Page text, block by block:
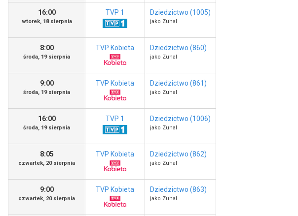
16:00
wtorek, 18 sierpnia
TVP 1 Dziedzictwo (1005)
jako Zuhal
8:00
środa, 19 sierpnia
TVP Kobieta Dziedzictwo (860)
jako Zuhal
9:00
środa, 19 sierpnia
TVP Kobieta Dziedzictwo (861)
jako Zuhal
16:00
środa, 19 sierpnia
TVP 1 Dziedzictwo (1006)
jako Zuhal
8:05
czwartek, 20 sierpnia
TVP Kobieta Dziedzictwo (862)
jako Zuhal
9:00
czwartek, 20 sierpnia
TVP Kobieta Dziedzictwo (863)
jako Zuhal